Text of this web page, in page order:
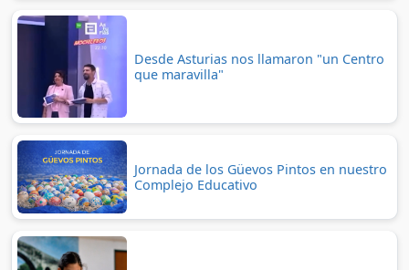
Desde Asturias nos llamaron "un Centro
que maravilla"
Jornada de los Güevos Pintos en nuestro
Complejo Educativo